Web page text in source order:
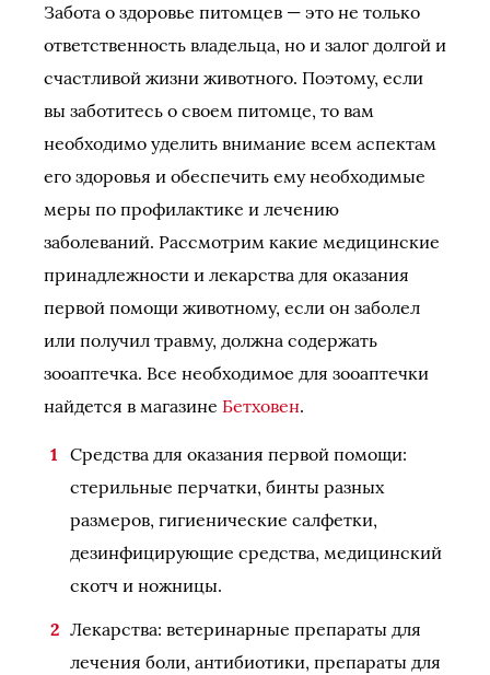
Забота о здоровье питомцев — это не только
ответственность владельца, но и залог долгой и
счастливой жизни животного. Поэтому, если
вы заботитесь о своем питомце, то вам
необходимо уделить внимание всем аспектам
его здоровья и обеспечить ему необходимые
меры по профилактике и лечению
заболеваний. Рассмотрим какие медицинские
принадлежности и лекарства для оказания
первой помощи животному, если он заболел
или получил травму, должна содержать
зооаптечка. Все необходимое для зооаптечки
найдется в магазине Бетховен.
Средства для оказания первой помощи:
стерильные перчатки, бинты разных
размеров, гигиенические салфетки,
дезинфицирующие средства, медицинский
скотч и ножницы.
Лекарства: ветеринарные препараты для
лечения боли, антибиотики, препараты для